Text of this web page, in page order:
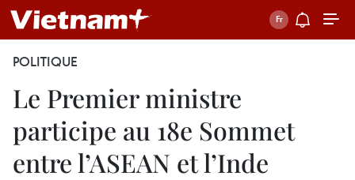
POLITIQUE
Le Premier ministre
participe au 18e Sommet
entre l’ASEAN et l’Inde